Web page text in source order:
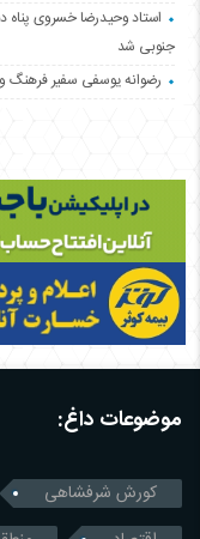
استاد وحیدرضا خسروی پناه
جنوبی شد
رضوانه یوسفی سفیر فرهنگ
موضوعات داغ:
کورش شرفشاهی